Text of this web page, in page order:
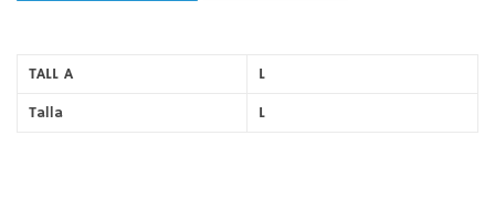
TALL A
L
Talla
L